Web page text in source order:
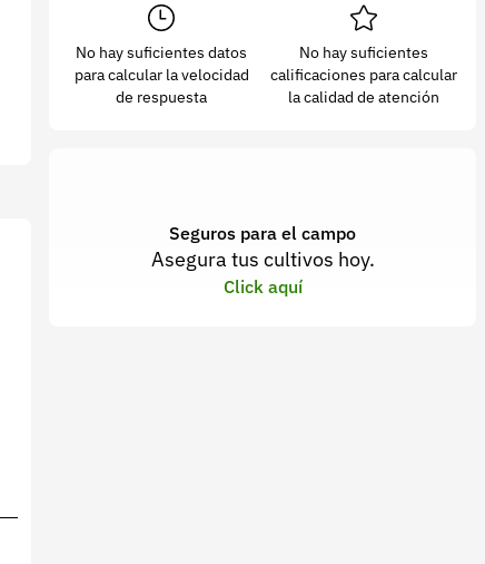
No hay suficientes datos
para calcular la velocidad
de respuesta
No hay suficientes
calificaciones para calcular
la calidad de atención
Seguros para el campo
Asegura tus cultivos hoy.
Click aquí